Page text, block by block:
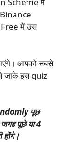
Binance
में उस
आपको सबसे
जाके इस quiz
पूछ
जगह पूछे या 4
होंगे।